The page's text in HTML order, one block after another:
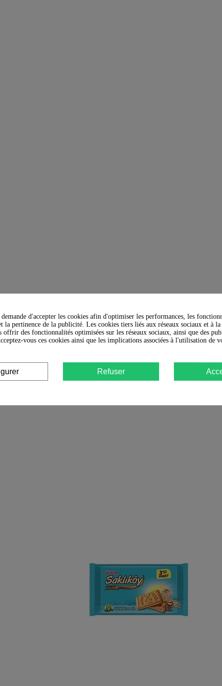
demande d'accepter les cookies afin d'optimiser les performances, les
la pertinence de la publicité. Les cookies tiers liés aux réseaux sociaux et à
offrir des fonctionnalités optimisées sur les réseaux sociaux, ainsi que des
vous ces cookies ainsi que les implications associées à l'utilisation de
Refuser